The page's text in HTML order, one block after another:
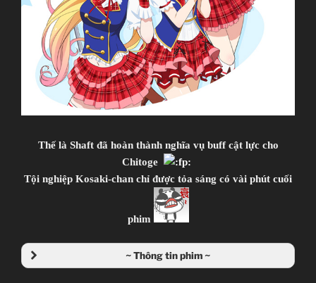
Giới thiệu nội dung:
Harry Potter và… à nhầm, đại ca xã hội đen và cuộc
tình giả tạo.
Thế là Shaft đã hoàn thành nghĩa vụ buff cật lực cho
Chitoge
Tội nghiệp Kosaki-chan chỉ được tỏa sáng có vài phút cuối
phim
~ Thông tin phim ~